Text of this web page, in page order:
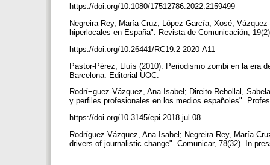
https://doi.org/10.1080/17512786.2022.2159499
Negreira-Rey, María-Cruz; López-García, Xosé;
hiperlocales en España". Revista de Comunicación,
https://doi.org/10.26441/RC19.2-2020-A11
Pastor-Pérez, Lluís (2010). Periodismo zombi en la era
Barcelona: Editorial UOC.
Rodrí¬guez-Vázquez, Ana-Isabel; Direito-Rebollal,
y perfiles profesionales en los medios españoles".
https://doi.org/10.3145/epi.2018.jul.08
Rodríguez-Vázquez, Ana-Isabel; Negreira-Rey, María-
drivers of journalistic change". Comunicar, 78(32). In